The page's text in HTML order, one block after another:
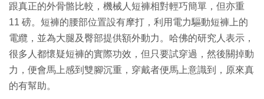
跟真正的外骨骼比較，機械人短褲相對輕巧簡單，但亦重
11 磅。短褲的腰部位置設有摩打，利用電力驅動短褲上的
電纜，並為大腿及臀部提供額外動力。哈佛的研究人表示，
很多人都懷疑短褲的實際功效，但只要試穿過，然後關掉動
力，便會馬上感到雙腳沉重，穿戴者便馬上意識到，原來真
的有幫助。